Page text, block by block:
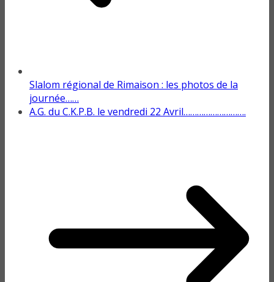
Slalom régional de Rimaison : les photos de la
journée……
A.G. du C.K.P.B. le vendredi 22 Avril……………………….